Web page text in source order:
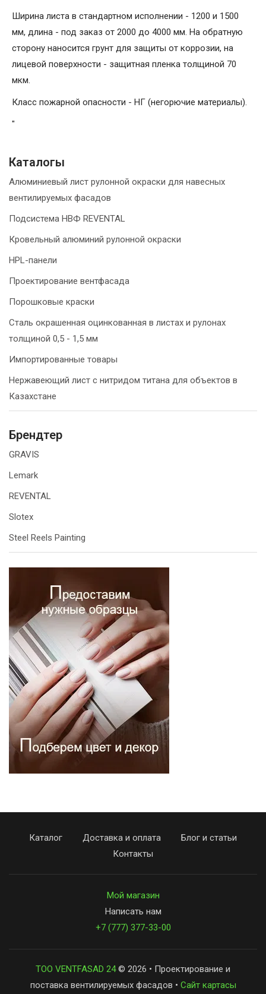
Ширина листа в стандартном исполнении - 1200 и 1500
мм, длина - под заказ от 2000 до 4000 мм. На обратную
сторону наносится грунт для защиты от коррозии, на
лицевой поверхности - защитная пленка толщиной 70
мкм.
Класс пожарной опасности - НГ (негорючие материалы).
"
Каталогы
Алюминиевый лист рулонной окраски для навесных
вентилируемых фасадов
Подсистема НВФ REVENTAL
Кровельный алюминий рулонной окраски
HPL-панели
Проектирование вентфасада
Порошковые краски
Сталь окрашенная оцинкованная в листах и рулонах
толщиной 0,5 - 1,5 мм
Импортированные товары
Нержавеющий лист с нитридом титана для объектов в
Казахстане
Брендтер
GRAVIS
Lemark
REVENTAL
Slotex
Steel Reels Painting
Каталог Доставка и оплата
Блог и статьи
Контакты
Мой магазин
Написать нам
+7 (777) 377-33-00
ТОО VENTFASAD 24© 2026 • Проектирование и
поставка вентилируемых фасадов • Сайт картасы